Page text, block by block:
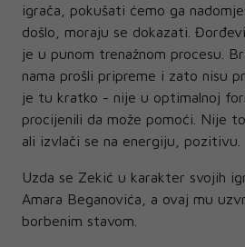
igrača, pokušati ćemo ga
došlo, moraju se dokazati.
je u punom trenažnom procesu.
nama prošli pripreme i zato nisu
je tu kratko - nije u optimalnoj
procijenili da može pomoći. Nije
ali izvlači se na energiju, pozitivu.
Uzda se Zekić u karakter svojih
Amara Beganovića, a ovaj mu
borbenim stavom.